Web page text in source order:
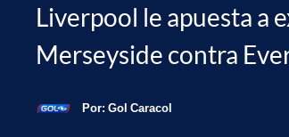
Liverpool le apuesta a
Merseyside contra
Por: Gol Caracol